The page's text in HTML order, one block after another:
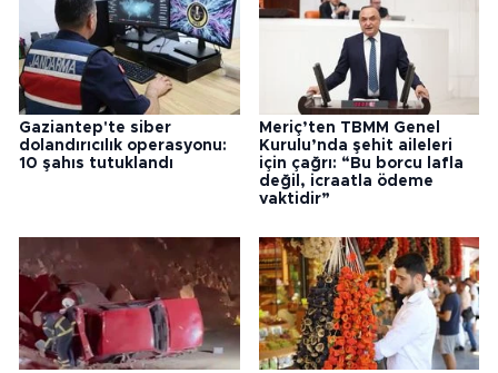
Gaziantep'te siber
dolandırıcılık operasyonu:
10 şahıs tutuklandı
Meriç’ten TBMM Genel
Kurulu’nda şehit aileleri
için çağrı: “Bu borcu lafla
değil, icraatla ödeme
vaktidir”